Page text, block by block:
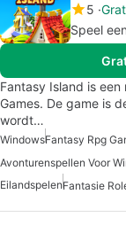
5
Speel
Fantasy Island is
Games. De game is
wordt…
WindowsFantasy Rpg
Avonturenspellen Voor
Eilandspelen